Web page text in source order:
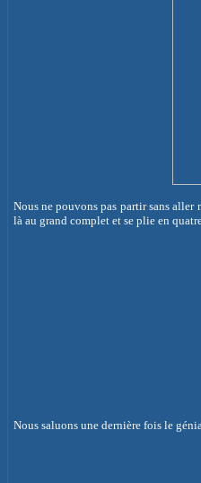
Nous ne pouvons pas partir sans
là au grand complet et se plie en
Nous saluons une dernière fois le